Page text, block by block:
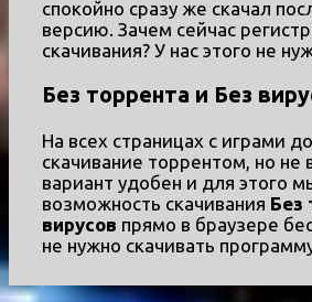
спокойно сразу же скачал
версию. Зачем сейчас
скачивания? У нас этого не
Без торрента и Без
На всех страницах с играми
скачивание торрентом, но не
вариант удобен и для этого
возможность скачивания Без
вирусов прямо в браузере
не нужно скачивать